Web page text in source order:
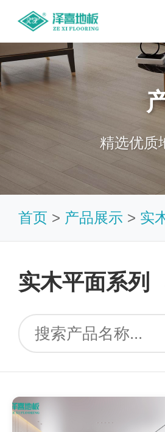
精选优质
首页 > 产品展示 > 实
实木平面系列